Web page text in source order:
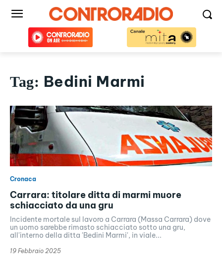
Tag: Bedini Marmi
Cronaca
Carrara: titolare ditta di marmi muore
schiacciato da una gru
Incidente mortale sul lavoro a Carrara (Massa Carrara) dove
un uomo sarebbe rimasto schiacciato sotto una gru,
all'interno della ditta 'Bedini Marmi', in viale...
19 Febbraio 2025